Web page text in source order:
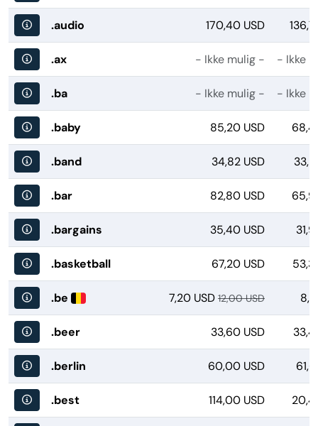
.audio 170,40 USD
.ax - Ikke mulig - - Ikke
.ba - Ikke mulig - - Ikke
.baby 85,20 USD
.band 34,82 USD
.bar 82,80 USD
.bargains 35,40 USD
.basketball 67,20 USD
.be 7,20 USD 12,00 USD
.beer 33,60 USD
.berlin 60,00 USD
.best 114,00 USD